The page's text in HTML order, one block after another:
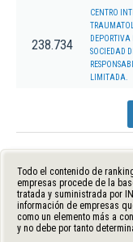
238.734
CENTRO
DEPORTIVA
SOCIEDAD
LIMITADA.
Todo el contenido de
empresas procede de la
tratada y suministrada por
información de empresas
como un elemento más a
y no debe por tanto